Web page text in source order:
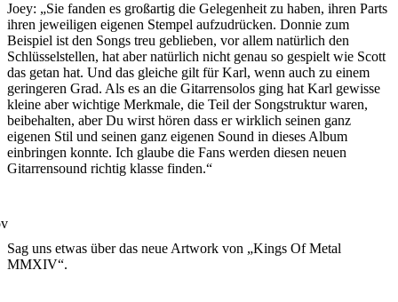
Joey: „Sie fanden es großartig die Gelegenheit zu haben, ihren Parts
ihren jeweiligen eigenen Stempel aufzudrücken. Donnie zum
Beispiel ist den Songs treu geblieben, vor allem natürlich den
Schlüsselstellen, hat aber natürlich nicht genau so gespielt wie Scott
das getan hat. Und das gleiche gilt für Karl, wenn auch zu einem
geringeren Grad. Als es an die Gitarrensolos ging hat Karl gewisse
kleine aber wichtige Merkmale, die Teil der Songstruktur waren,
beibehalten, aber Du wirst hören dass er wirklich seinen ganz
eigenen Stil und seinen ganz eigenen Sound in dieses Album
einbringen konnte. Ich glaube die Fans werden diesen neuen
Gitarrensound richtig klasse finden.“
Sag uns etwas über das neue Artwork von „Kings Of Metal
MMXIV“.